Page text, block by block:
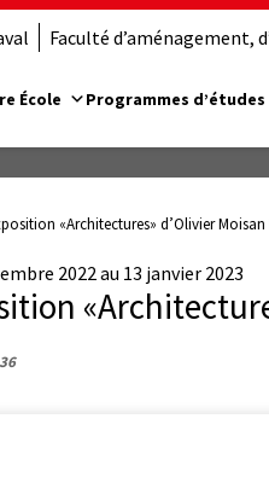
Faculté d’aménagement,
École Programmes d’études
«Architectures» d’Olivier
2022 au 13 janvier 2023